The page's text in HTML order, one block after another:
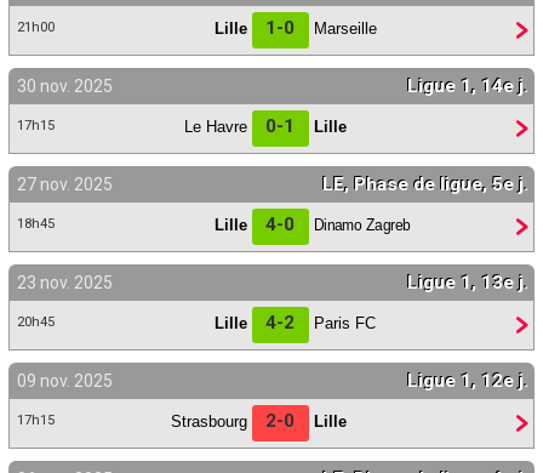
21h00 Lille 1-0 Marseille
30 nov. 2025 Ligue 1, 14e j.
17h15 Le Havre 0-1 Lille
27 nov. 2025 LE, Phase de ligue, 5e j.
18h45 Lille 4-0 Dinamo Zagreb
23 nov. 2025 Ligue 1, 13e j.
20h45 Lille 4-2 Paris FC
09 nov. 2025 Ligue 1, 12e j.
17h15 Strasbourg 2-0 Lille